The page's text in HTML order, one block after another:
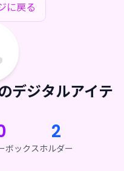
に戻る
ジタルアイテ
ボックス
2
ホルダー